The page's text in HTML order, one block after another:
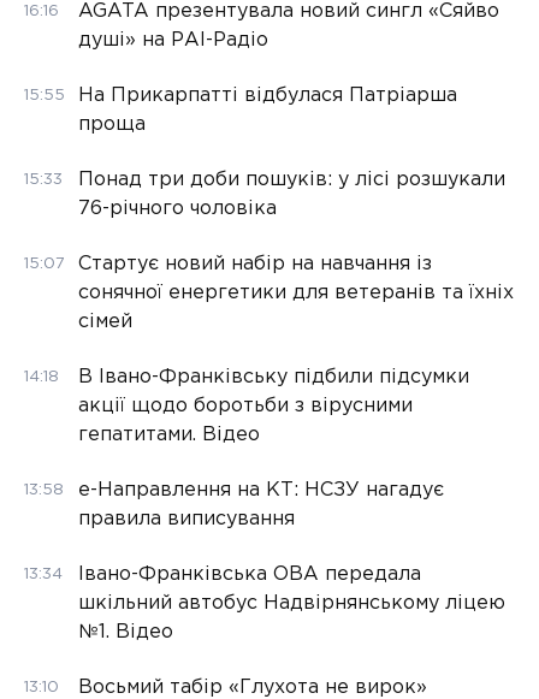
16:16
AGATA презентувала новий сингл «Сяйво
душі» на РАІ-Радіо
15:55
На Прикарпатті відбулася Патріарша
проща
15:33
Понад три доби пошуків: у лісі розшукали
76-річного чоловіка
15:07
Стартує новий набір на навчання із
сонячної енергетики для ветеранів та їхніх
сімей
14:18
В Івано-Франківську підбили підсумки
акції щодо боротьби з вірусними
гепатитами. Відео
13:58
е-Направлення на КТ: НСЗУ нагадує
правила виписування
13:34
Івано-Франківська ОВА передала
шкільний автобус Надвірнянському ліцею
№1. Відео
13:10 Восьмий табір «Глухота не вирок»